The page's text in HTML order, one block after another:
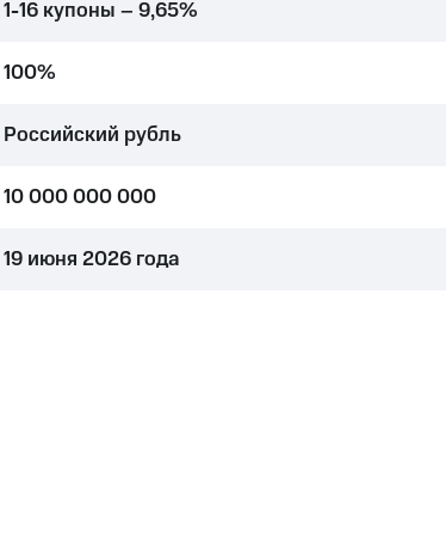
1-16 купоны – 9,65%
100%
Российский рубль
10 000 000 000
19 июня 2026 года